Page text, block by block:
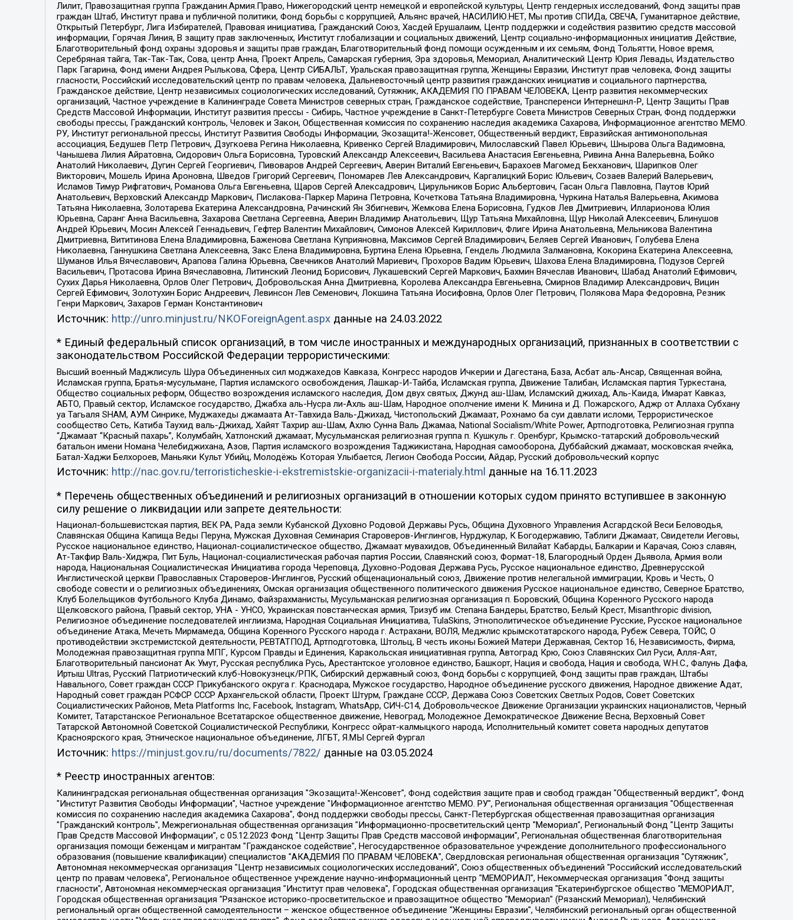
Лилит, Правозащитная группа Гражданин.Армия.Право, Нижегородский центр немецкой и европейской культуры, Центр гендерных исследований, Фонд защиты прав
граждан Штаб, Институт права и публичной политики, Фонд борьбы с коррупцией, Альянс врачей, НАСИЛИЮ.НЕТ, Мы против СПИДа, СВЕЧА, Гуманитарное действие,
Открытый Петербург, Лига Избирателей, Правовая инициатива, Гражданский Союз, Хасдей Ерушалаим, Центр поддержки и содействия развитию средств массовой
информации, Горячая Линия, В защиту прав заключенных, Институт глобализации и социальных движений, Центр социально-информационных инициатив Действие,
Благотворительный фонд охраны здоровья и защиты прав граждан, Благотворительный фонд помощи осужденным и их семьям, Фонд Тольятти, Новое время,
Серебряная тайга, Так-Так-Так, Сова, центр Анна, Проект Апрель, Самарская губерния, Эра здоровья, Мемориал, Аналитический Центр Юрия Левады, Издательство
Парк Гагарина, Фонд имени Андрея Рылькова, Сфера, Центр СИБАЛЬТ, Уральская правозащитная группа, Женщины Евразии, Институт прав человека, Фонд защиты
гласности, Российский исследовательский центр по правам человека, Дальневосточный центр развития гражданских инициатив и социального партнерства,
Гражданское действие, Центр независимых социологических исследований, Сутяжник, АКАДЕМИЯ ПО ПРАВАМ ЧЕЛОВЕКА, Центр развития некоммерческих
организаций, Частное учреждение в Калининграде Совета Министров северных стран, Гражданское содействие, Трансперенси Интернешнл-Р, Центр Защиты Прав
Средств Массовой Информации, Институт развития прессы - Сибирь, Частное учреждение в Санкт-Петербурге Совета Министров Северных Стран, Фонд поддержки
свободы прессы, Гражданский контроль, Человек и Закон, Общественная комиссия по сохранению наследия академика Сахарова, Информационное агентство МЕМО.
РУ, Институт региональной прессы, Институт Развития Свободы Информации, Экозащита!-Женсовет, Общественный вердикт, Евразийская антимонопольная
ассоциация, Бедушев Петр Петрович, Дзугкоева Регина Николаевна, Кривенко Сергей Владимирович, Милославский Павел Юрьевич, Шнырова Ольга Вадимовна,
Чанышева Лилия Айратовна, Сидорович Ольга Борисовна, Туровский Александр Алексеевич, Васильева Анастасия Евгеньевна, Ривина Анна Валерьевна, Бойко
Анатолий Николаевич, Дугин Сергей Георгиевич, Пивоваров Андрей Сергеевич, Аверин Виталий Евгеньевич, Барахоев Магомед Бекханович, Шарипков Олег
Викторович, Мошель Ирина Ароновна, Шведов Григорий Сергеевич, Пономарев Лев Александрович, Каргалицкий Борис Юльевич, Созаев Валерий Валерьевич,
Исламов Тимур Рифгатович, Романова Ольга Евгеньевна, Щаров Сергей Алексадрович, Цирульников Борис Альбертович, Гасан Ольга Павловна, Паутов Юрий
Анатольевич, Верховский Александр Маркович, Пислакова-Паркер Марина Петровна, Кочеткова Татьяна Владимировна, Чуркина Наталья Валерьевна, Акимова
Татьяна Николаевна, Золотарева Екатерина Александровна, Рачинский Ян Збигневич, Жемкова Елена Борисовна, Гудков Лев Дмитриевич, Илларионова Юлия
Юрьевна, Саранг Анна Васильевна, Захарова Светлана Сергеевна, Аверин Владимир Анатольевич, Щур Татьяна Михайловна, Щур Николай Алексеевич, Блинушов
Андрей Юрьевич, Мосин Алексей Геннадьевич, Гефтер Валентин Михайлович, Симонов Алексей Кириллович, Флиге Ирина Анатольевна, Мельникова Валентина
Дмитриевна, Вититинова Елена Владимировна, Баженова Светлана Куприяновна, Максимов Сергей Владимирович, Беляев Сергей Иванович, Голубева Елена
Николаевна, Ганнушкина Светлана Алексеевна, Закс Елена Владимировна, Буртина Елена Юрьевна, Гендель Людмила Залмановна, Кокорина Екатерина Алексеевна,
Шуманов Илья Вячеславович, Арапова Галина Юрьевна, Свечников Анатолий Мариевич, Прохоров Вадим Юрьевич, Шахова Елена Владимировна, Подузов Сергей
Васильевич, Протасова Ирина Вячеславовна, Литинский Леонид Борисович, Лукашевский Сергей Маркович, Бахмин Вячеслав Иванович, Шабад Анатолий Ефимович,
Сухих Дарья Николаевна, Орлов Олег Петрович, Добровольская Анна Дмитриевна, Королева Александра Евгеньевна, Смирнов Владимир Александрович, Вицин
Сергей Ефимович, Золотухин Борис Андреевич, Левинсон Лев Семенович, Локшина Татьяна Иосифовна, Орлов Олег Петрович, Полякова Мара Федоровна, Резник
Генри Маркович, Захаров Герман Константинович
Источник: http://unro.minjust.ru/NKOForeignAgent.aspxданные на 24.03.2022
* Единый федеральный список организаций, в том числе иностранных и международных организаций, признанных в соответствии с
законодательством Российской Федерации террористическими:
Высший военный Маджлисуль Шура Объединенных сил моджахедов Кавказа, Конгресс народов Ичкерии и Дагестана, База, Асбат аль-Ансар, Священная война,
Исламская группа, Братья-мусульмане, Партия исламского освобождения, Лашкар-И-Тайба, Исламская группа, Движение Талибан, Исламская партия Туркестана,
Общество социальных реформ, Общество возрождения исламского наследия, Дом двух святых, Джунд аш-Шам, Исламский джихад, Аль-Каида, Имарат Кавказ,
АБТО, Правый сектор, Исламское государство, Джабха аль-Нусра ли-Ахль аш-Шам, Народное ополчение имени К. Минина и Д. Пожарского, Аджр от Аллаха Субхану
уа Тагьаля SHAM, АУМ Синрике, Муджахеды джамаата Ат-Тавхида Валь-Джихад, Чистопольский Джамаат, Рохнамо ба суи давлати исломи, Террористическое
сообщество Сеть, Катиба Таухид валь-Джихад, Хайят Тахрир аш-Шам, Ахлю Сунна Валь Джамаа, National Socialism/White Power, Артподготовка, Религиозная группа
“Джамаат “Красный пахарь”, Колумбайн, Хатлонский джамаат, Мусульманская религиозная группа п. Кушкуль г. Оренбург, Крымско-татарский добровольческий
батальон имени Номана Челебиджихана, Азов, Партия исламского возрождения Таджикистана, Народная самооборона, Дуббайский джамаат, московская ячейка,
Батал-Хаджи Белхороев, Маньяки Культ Убийц, Молодёжь Которая Улыбается, Легион Свобода России, Айдар, Русский добровольческий корпус
Источник: http://nac.gov.ru/terroristicheskie-i-ekstremistskie-organizacii-i-materialy.html данные на 16.11.2023
* Перечень общественных объединений и религиозных организаций в отношении которых судом принято вступившее в законную
силу решение о ликвидации или запрете деятельности:
Национал-большевистская партия, ВЕК РА, Рада земли Кубанской Духовно Родовой Державы Русь, Община Духовного Управления Асгардской Веси Беловодья,
Славянская Община Капища Веды Перуна, Мужская Духовная Семинария Староверов-Инглингов, Нурджулар, К Богодержавию, Таблиги Джамаат, Свидетели Иеговы,
Русское национальное единство, Национал-социалистическое общество, Джамаат мувахидов, Объединенный Вилайат Кабарды, Балкарии и Карачая, Союз славян,
Ат-Такфир Валь-Хиджра, Пит Буль, Национал-социалистическая рабочая партия России, Славянский союз, Формат-18, Благородный Орден Дьявола, Армия воли
народа, Национальная Социалистическая Инициатива города Череповца, Духовно-Родовая Держава Русь, Русское национальное единство, Древнерусской
Инглистической церкви Православных Староверов-Инглингов, Русский общенациональный союз, Движение против нелегальной иммиграции, Кровь и Честь, О
свободе совести и о религиозных объединениях, Омская организация общественного политического движения Русское национальное единство, Северное Братство,
Клуб Болельщиков Футбольного Клуба Динамо, Файзрахманисты, Мусульманская религиозная организация п. Боровский, Община Коренного Русского народа
Щелковского района, Правый сектор, УНА - УНСО, Украинская повстанческая армия, Тризуб им. Степана Бандеры, Братство, Белый Крест, Misanthropic division,
Религиозное объединение последователей инглиизма, Народная Социальная Инициатива, TulaSkins, Этнополитическое объединение Русские, Русское национальное
объединение Атака, Мечеть Мирмамеда, Община Коренного Русского народа г. Астрахани, ВОЛЯ, Меджлис крымскотатарского народа, Рубеж Севера, ТОЙС, О
противодействии экстремистской деятельности, РЕВТАТПОД, Артподготовка, Штольц, В честь иконы Божией Матери Державная, Сектор 16, Независимость, Фирма,
Молодежная правозащитная группа МПГ, Курсом Правды и Единения, Каракольская инициативная группа, Автоград Крю, Союз Славянских Сил Руси, Алля-Аят,
Благотворительный пансионат Ак Умут, Русская республика Русь, Арестантское уголовное единство, Башкорт, Нация и свобода, Нация и свобода, W.H.С., Фалунь Дафа,
Иртыш Ultras, Русский Патриотический клуб-Новокузнецк/РПК, Сибирский державный союз, Фонд борьбы с коррупцией, Фонд защиты прав граждан, Штабы
Навального, Совет граждан СССР Прикубанского округа г. Краснодара, Мужское государство, Народное объединение русского движения, Народное движение Адат,
Народный совет граждан РСФСР СССР Архангельской области, Проект Штурм, Граждане СССР, Держава Союз Советских Светлых Родов, Совет Советских
Социалистических Районов, Meta Platforms Inc, Facebook, Instagram, WhatsApp, СИЧ-С14, Добровольческое Движение Организации украинских националистов, Черный
Комитет, Татарстанское Региональное Всетатарское общественное движение, Невоград, Молодежное Демократическое Движение Весна, Верховный Совет
Татарской Автономной Советской Социалистической Республики, Конгресс ойрат-калмыцкого народа, Исполнительный комитет совета народных депутатов
Красноярского края, Этническое национальное объединение, ЛГБТ, Я.МЫ Сергей Фургал
Источник: https://minjust.gov.ru/ru/documents/7822/ данные на 03.05.2024
* Реестр иностранных агентов:
Калининградская региональная общественная организация "Экозащита!-Женсовет", Фонд содействия защите прав и свобод граждан "Общественный вердикт", Фонд "Институт Развития Свободы Информации", Частное учреждение "Информационное агентство МЕМО. РУ", Региональная общественная организация "Общественная комиссия по сохранению наследия академика Сахарова", Фонд поддержки свободы прессы, Санкт-Петербургская общественная правозащитная организация "Гражданский контроль", Межрегиональная общественная организация "Информационно-просветительский центр "Мемориал", Региональный Фонд "Центр Защиты Прав Средств Массовой Информации", с 05.12.2023 Фонд "Центр Защиты Прав Средств массовой информации", Региональная общественная благотворительная организация помощи беженцам и мигрантам "Гражданское содействие", Негосударственное образовательное учреждение дополнительного профессионального образования (повышение квалификации) специалистов "АКАДЕМИЯ ПО ПРАВАМ ЧЕЛОВЕКА", Свердловская региональная общественная организация "Сутяжник", Автономная некоммерческая организация "Центр независимых социологических исследований", Союз общественных объединений "Российский исследовательский центр по правам человека", Региональное общественное учреждение научно-информационный центр "МЕМОРИАЛ", Некоммерческая организация "Фонд защиты гласности", Автономная некоммерческая организация "Институт прав человека", Городская общественная организация "Екатеринбургское общество "МЕМОРИАЛ", Городская общественная организация "Рязанское историко-просветительское и правозащитное общество "Мемориал" (Рязанский Мемориал), Челябинский региональный орган общественной самодеятельности – женское общественное объединение "Женщины Евразии", Челябинский региональный орган общественной самодеятельности "Уральская правозащитная группа", Фонд содействия защите здоровья и социальной справедливости имени Андрея Рылькова, Автономная Некоммерческая Организация "Аналитический Центр Юрия Левады", Автономная некоммерческая организация социальной поддержки населения "Проект Апрель", Региональная общественная организация помощи женщинам и детям, находящимся в кризисной ситуации "Информационно-методический центр "Анна", Фонд содействия развитию массовых коммуникаций и правовому просвещению "Так-так-Так", Фонд содействия устойчивому развитию "Серебряная тайга", Свердловский региональный общественный фонд социальных проектов "Новое время", "Idel.Реалии", Кавказ.Реалии, Крым.Реалии, Телеканал Настоящее Время, Татаро-башкирская служба Радио Свобода (Azatliq Radiosi), Радио Свободная Европа/Радио Свобода (PCE/PC), "Сибирь.Реалии", "Фактограф", Благотворительный фонд помощи осужденным и их семьям, Автономная некоммерческая организация "Институт глобализации и социальных движений", Фонд "В защиту прав заключенных", Частное учреждение "Центр поддержки и содействия развитию средств массовой информации", Пензенский региональный общественный благотворительный фонд "Гражданский союз", "Север.Реалии", Некоммерческая организация Фонд "Правовая инициатива", Общество с ограниченной ответственностью "Радио Свободная Европа/Радио Свобода", Чешское информационное агентство "MEDIUM-ORIENT", Красноярская региональная общественная организация "Мы против СПИДа", Камалягин Денис Николаевич, Маркелов Сергей Евгеньевич, Пономарев Лев Александрович, Савицкая Людмила Алексеевна, Автономная некоммерческая организация "Центр по работе с проблемой насилия "НАСИЛИЮ.НЕТ", Межрегиональный профессиональный союз работников здравоохранения "Альянс врачей", Юридическое лицо, зарегистрированное в Латвийской Республике, SIA "Medusa Project" (регистрационный номер 40103797863, дата регистрации 10.06.2014), Некоммерческая организация "Фонд по борьбе с коррупцией", Автономная некоммерческая организация "Институт права и публичной политики", Баданин Роман Сергеевич, Гликин Максим Александрович, Железнова Мария Михайловна, Лукьянова Юлия Сергеевна, Маетная Елизавета Витальевна, Маняхин Петр Борисович, Чуракова Ольга Владимировна, Ярош Юлия Петровна, Юридическое лицо "The Insider SIA", зарегистрированное в Риге, Латвийская Республика (дата регистрации 26.06.2015), являющееся администратором доменного имени интернет-издания "The Insider SIA", https://theins.ru, Постернак Алексей Евгеньевич, Рубин Михаил Аркадьевич, Анин Роман Александрович, Юридическое лицо Istories fonds, зарегистрированное в Латвийской Республике (регистрационный номер 50008295751, дата регистрации 24.02.2020), Великовский Дмитрий Александрович, Долинина Ирина Николаевна, Мароховская Алеся Алексеевна, Шлейнов Роман Юрьевич, Шмагун Олеся Валентиновна, Общество с ограниченной ответственностью "Альтаир 2021", Общество с ограниченной ответственностью "Вега 2021", Общество с ограниченной ответственностью "Главный редактор 2021", Общество с ограниченной ответственностью "Ромашки монолит", Важенков Артем Валерьевич, Ивановская областная общественная организация "Центр гендерных исследований", Гурман Юрий Альбертович, Медиапроект "ОВД-Инфо", Егоров Владимир Владимирович, Жилинский Владимир Александрович, Общество с ограниченной ответственностью "ЗП", Иванова София Юрьевна, Карезина Инна Павловна, Кильтау Екатерина Викторовна, Петров Алексей Викторович, Пискунов Сергей Евгеньевич, Смирнов Сергей Сергеевич, Тихонов Михаил Сергеевич, Общество с ограниченной ответственностью "ЖУРНАЛИСТ-ИНОСТРАННЫЙ АГЕНТ", Арапова Галина Юрьевна, Вольтская Татьяна Анатольевна, Американская компания "Mason G.E.S. Anonymous Foundation" (США), являющаяся владельцем интернет-издания https://mnews.world/, Компания "Stichting Bellingcat", зарегистрированная в Нидерландах (дата регистрации 11.07.2018), Захаров Андрей Вячеславович, Клепиковская Екатерина Дмитриевна, Общество с ограниченной ответственностью "МЕМО", Перл Роман Александрович, Симонов Евгений Алексеевич, Соловьева Елена Анатольевна, Сотников Даниил Владимирович, Сурначева Елизавета Дмитриевна, Автономная некоммерческая организация по защите прав человека и информированию населения "Якутия – Наше Мнение", Общество с ограниченной ответственностью "Москоу диджитал медиа", с 26.01.2023 Общество с ограниченной ответственностью "Чайка Белые сады", Ветошкина Валерия Валерьевна, Заговора Максим Александрович, Межрегиональное общественное движение "Российская ЛГБТ - сеть", Оленичев Максим Владимирович, Павлов Иван Юрьевич, Скворцова Елена Сергеевна, Общество с ограниченной ответственностью "Как бы инагент", Кочетков Игорь Викторович, Общество с ограниченной ответственностью "Честные выборы", Еланчик Олег Александрович, Общество с ограниченной ответственностью "Нобелевский призыв", Гималова Регина Эмилевна, Григорьев Андрей Валерьевич, Григорьева Алина Александровна, Ассоциация по содействию защите прав призывников, альтернативнослужащих и военнослужащих "Правозащитная группа "Гражданин.Армия.Право", Хисамова Регина Фаритовна, Автономная некоммерческая организация по реализации социально-правовых программ "Лилит", Дальневосточное общественное движение "Маяк", Санкт-Петербургская ЛГБТ-инициативная группа "Выход", Инициативная группа ЛГБТ+ "Реверс", Алексеев Андрей Викторович, Бекбулатова Таисия Львовна, Беляев Иван Михайлович, Владыкина Елена Сергеевна, Гельман Марат Александрович, Никульшина Вероника Юрьевна, Толоконникова Надежда Андреевна, Шендерович Виктор Анатольевич, Общество с ограниченной ответственностью "Данное сообщение", Общество с ограниченной ответственностью Издательский дом "Новая глава", Айнбиндер Александра Александровна, Московский комьюнити-центр для ЛГБТ+инициатив, Благотворительный фонд развития филантропии, Deutsche Welle (Германия, Kurt-Schumacher-Strasse 3, 53113 Bonn), Борзунова Мария Михайловна, Воробьев Виктор Викторович, Голубева Анна Львовна, Константинова Алла Михайловна, Малкова Ирина Владимировна, Мурадов Мурад Абдулгалимович, Осетинская Елизавета Николаевна, Понасенков Евгений Николаевич, Ганапольский Матвей Юрьевич, Киселев Евгений Алексеевич, Борухович Ирина Григорьевна, Дремин Иван Тимофеевич, Дубровский Дмитрий Викторович, Красноярская региональная общественная организация поддержки и развития альтернативных образовательных технологий и межкультурных коммуникаций "ИНТЕРРА", Маяковская Екатерина Алексеевна, Фейгин Марк Захарович, Филимонов Андрей Викторович, Дзугкоева Регина Николаевна, Доброхотов Роман Александрович, Дудь Юрий Александрович, Елкин Сергей Владимирович, Кругликов Кирилл Игоревич, Сабунаева Мария Леонидовна, Семенов Алексей Владимирович, Шаинян Карен Багратович, Шульман Екатерина Михайловна, Асафьев Артур Валерьевич, Вахштайн Виктор Семенович, Венедиктов Алексей Алексеевич, Лушникова Екатерина Евгеньевна, Волков Леонид Михайлович, Невзоров Александр Глебович, Пархоменко Сергей Борисович, Сироткин Ярослав Николаевич, Кара-Мурза Владимир Владимирович, Баранова Наталья Владимировна, Гозман Леонид Яковлевич, Кагарлицкий Борис Юльевич, Климарев Михаил Валерьевич, Милов Владимир Станиславович, Автономная некоммерческая организация Краснодарский центр современного искусства "Типография", Моргенштерн Алишер Тагирович, Соболь Любовь Эдуардовна, Общество с ограниченной ответственностью "ЛИЗА НОРМ", Каспаров Гарри Кимович, Ходорковский Михаил Борисович, Общество с ограниченной ответственностью "Апрельские тезисы", Данилович Ирина Брониславовна, Кашин Олег Владимирович, Петров Николай Владимирович, Пивоваров Алексей Владимирович, Соколов Михаил Владимирович, Цветкова Юлия Владимировна, Чичваркин Евгений Александрович, Комитет против пыток/Команда против пыток, Общество с ограниченной ответственностью "Первый научный", Общество с ограниченной ответственностью "Вертолет и ко", Белоцерковская Вероника Борисовна, Кац Максим Евгеньевич, Лазарева Татьяна Юрьевна, Шаведдинов Руслан Табризович, Яшин Илья Валерьевич, Общество с ограниченной ответственностью "Иноагент ААВ", Алешковский Дмитрий Петрович, Альбац Евгения Марковна, Быков Дмитрий Львович, Галямина Юлия Евгеньевна, Лойко Сергей Леонидович, Мартынов Кирилл Константинович, Медведев Сергей Александрович, Крашенинников Федор Геннадиевич, Гордеева Катерина Вл